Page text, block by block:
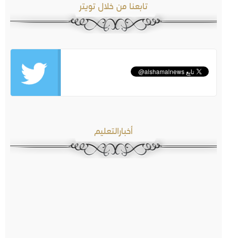
تابعنا من خلال تويتر
أخبارالتعليم